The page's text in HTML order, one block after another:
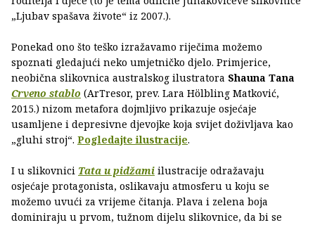
„Ljubav spašava živote“ iz 2007.).
Ponekad ono što teško izražavamo riječima možemo
spoznati gledajući neko umjetničko djelo. Primjerice,
neobična slikovnica australskog ilustratora Shauna Tana
Crveno stablo (ArTresor, prev. Lara Hölbling Matković,
2015.) nizom metafora dojmljivo prikazuje osjećaje
usamljene i depresivne djevojke koja svijet doživljava kao
„gluhi stroj“. Pogledajte ilustracije.
I u slikovnici Tata u pidžami ilustracije odražavaju
osjećaje protagonista, oslikavaju atmosferu u koju se
možemo uvući za vrijeme čitanja. Plava i zelena boja
dominiraju u prvom, tužnom dijelu slikovnice, da bi se